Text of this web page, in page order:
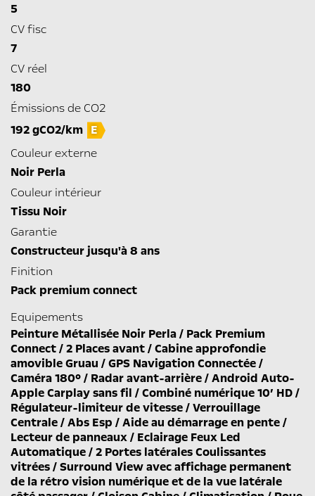
5
CV fisc
7
CV réel
180
Émissions de CO2
192 gCO2/km E
Couleur externe
Noir Perla
Couleur intérieur
Tissu Noir
Garantie
Constructeur jusqu'à 8 ans
Finition
Pack premium connect
Equipements
Peinture Métallisée Noir Perla / Pack Premium
Connect / 2 Places avant / Cabine approfondie
amovible Gruau / GPS Navigation Connectée /
Caméra 180° / Radar avant-arrière / Android Auto-
Apple Carplay sans fil / Combiné numérique 10’ HD /
Régulateur-limiteur de vitesse / Verrouillage
Centrale / Abs Esp / Aide au démarrage en pente /
Lecteur de panneaux / Eclairage Feux Led
Automatique / 2 Portes latérales Coulissantes
vitrées / Surround View avec affichage permanent
de la rétro vision numérique et de la vue latérale